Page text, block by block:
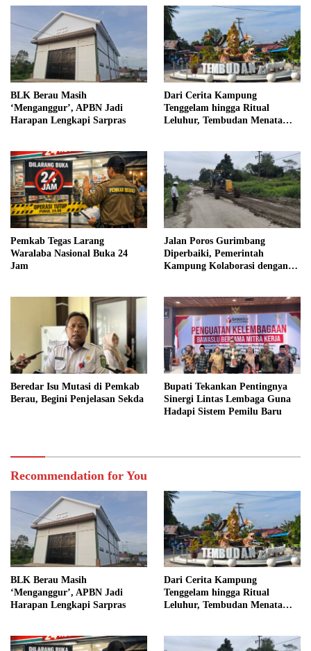
BLK Berau Masih
‘Menganggur’, APBN Jadi
Harapan Lengkapi Sarpras
Dari Cerita Kampung
Tenggelam hingga Ritual
Leluhur, Tembudan Menata
Pemkab Tegas Larang
Waralaba Nasional Buka 24
Jam
Jalan Poros Gurimbang
Diperbaiki, Pemerintah
Kampung Kolaborasi dengan
Beredar Isu Mutasi di Pemkab
Berau, Begini Penjelasan Sekda
Bupati Tekankan Pentingnya
Sinergi Lintas Lembaga Guna
Hadapi Sistem Pemilu Baru
Recommendation for You
BLK Berau Masih
‘Menganggur’, APBN Jadi
Harapan Lengkapi Sarpras
Dari Cerita Kampung
Tenggelam hingga Ritual
Leluhur, Tembudan Menata